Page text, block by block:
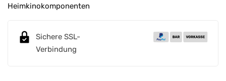
r
Heimkinokomponenten
Sichere SSL-
Verbindung